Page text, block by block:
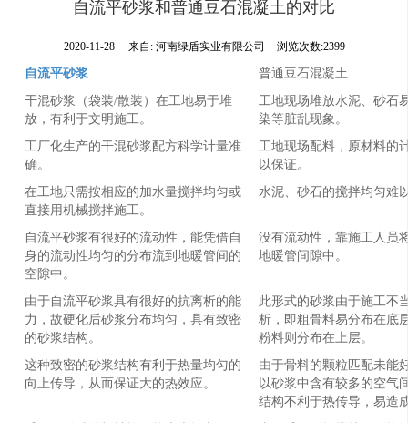
自流平砂浆和普通豆石混凝土的对比
2020-11-28 来自: 河南绿盾实业有限公司 浏览次数:2399
自流平砂浆
普通豆石混凝土
干混砂浆（袋装/散装）在工地易于堆
放，有利于文明施工。
工地现场堆放水泥、砂石
染等脏乱现象。
工厂化生产的干混砂浆配方科学计量准
确。
工地现场配料，原材料的
以保证。
在工地只需按相应的加水量搅拌均匀或
直接用机械搅拌施工。
水泥、砂石的搅拌均匀难
自流平砂浆有很好的流动性，能凭借自
身的流动性均匀的分布流到地暖管间的
空隙中。
没有流动性，靠施工人员
地暖管间隙中。
由于自流平砂浆具有很好的抗离析的能
力，故硬化后砂浆分布均匀，具有致密
的砂浆结构。
此形式的砂浆由于施工不
析，即粗骨料易分布在底
粉料则分布在上层。
这种致密的砂浆结构有利于热量均匀的
向上传导，从而保证大的热效应。
由于骨料的颗粒匹配未能
以砂浆中含有较多的空气
结构不利于热传导，易造